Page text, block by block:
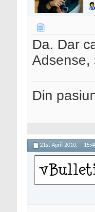
Da. Dar
Adsense,
Din
21st April 2010,